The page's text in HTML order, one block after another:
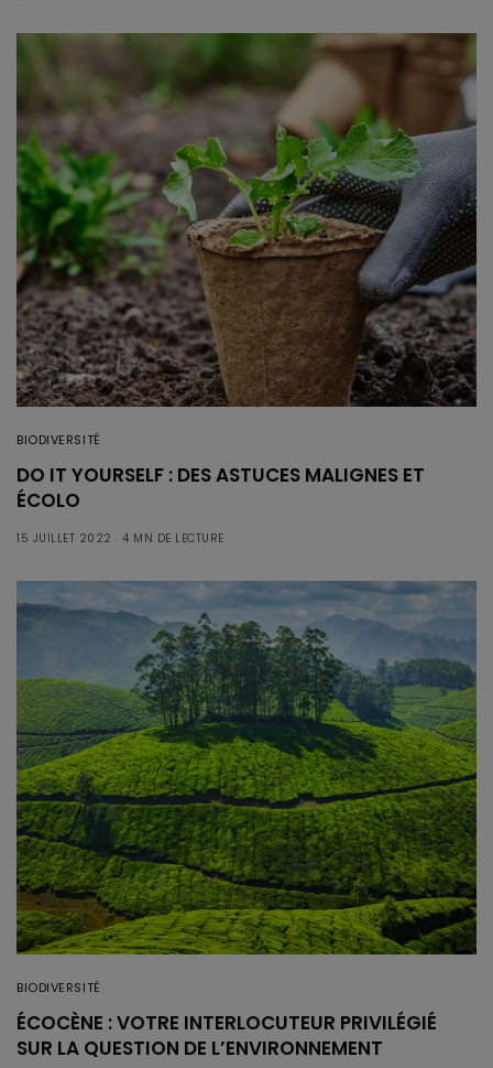
BIODIVERSITÉ
DO IT YOURSELF : DES ASTUCES MALIGNES ET
ÉCOLO
15 JUILLET 2022 4 MN DE LECTURE
BIODIVERSITÉ
ÉCOCÈNE : VOTRE INTERLOCUTEUR PRIVILÉGIÉ
SUR LA QUESTION DE L’ENVIRONNEMENT